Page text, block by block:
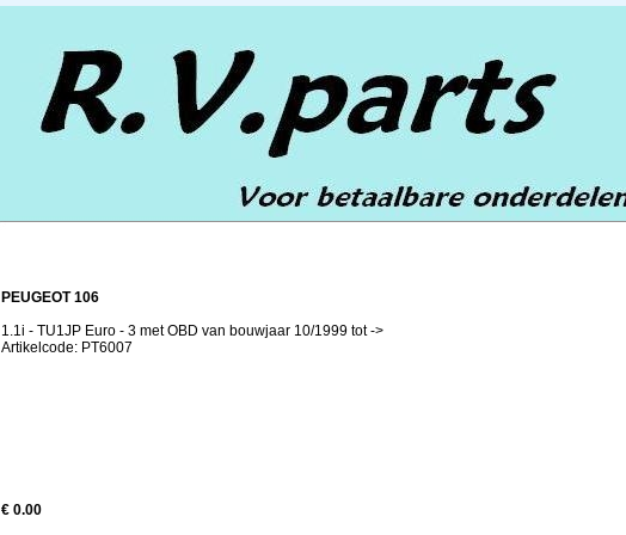
PEUGEOT 106
1.1i - TU1JP Euro - 3 met OBD van bouwjaar 10/1999 tot ->
Artikelcode: PT6007
€ 0.00